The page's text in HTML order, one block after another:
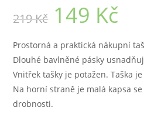
219Kč
Původní
cena
byla:
149 KčAktuální
Prostorná a praktická nákupní
Dlouhé bavlněné pásky
Vnitřek tašky je potažen. Taška
Na horní straně je malá kapsa
drobnosti.